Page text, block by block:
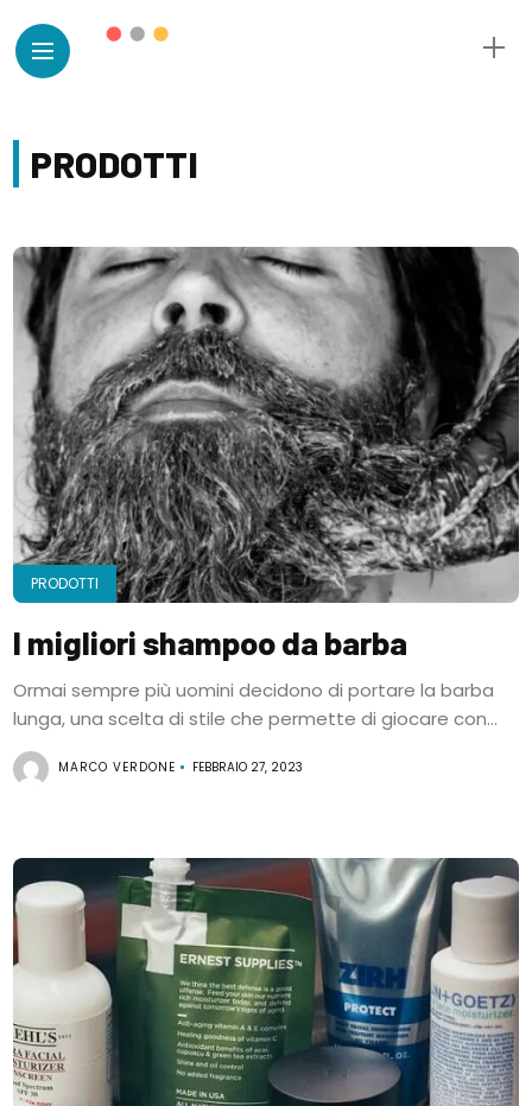
PRODOTTI
PRODOTTI
I migliori shampoo da barba
Ormai sempre più uomini decidono di portare la barba
lunga, una scelta di stile che permette di giocare con...
MARCO VERDONE FEBBRAIO 27, 2023